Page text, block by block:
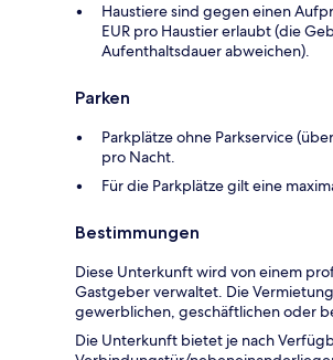
Haustiere sind gegen einen
EUR pro Haustier erlaubt (die
Aufenthaltsdauer abweichen).
Parken
Parkplätze ohne Parkservice
pro Nacht.
Für die Parkplätze gilt eine
Bestimmungen
Diese Unterkunft wird von einem
Gastgeber verwaltet. Die
gewerblichen, geschäftlichen oder
Die Unterkunft bietet je nach